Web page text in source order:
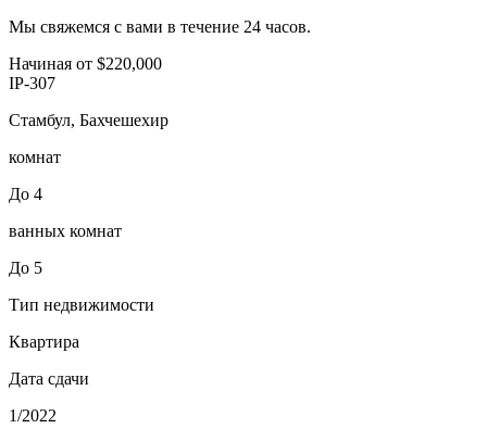
Мы свяжемся с вами в течение 24 часов.
Начиная от $220,000
IP-307
Стамбул, Бахчешехир
комнат
До 4
ванных комнат
До 5
Тип недвижимости
Квартира
Дата сдачи
1/2022